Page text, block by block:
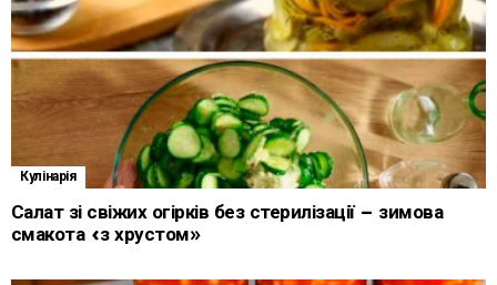
Кулінарія
Салат зі свіжих огірків без стерилізації – зимова
смакота «з хрустом»